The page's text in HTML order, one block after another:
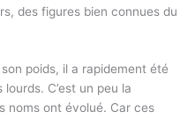
des figures bien connues du
poids, il a rapidement été
C’est un peu la
noms ont évolué. Car ces